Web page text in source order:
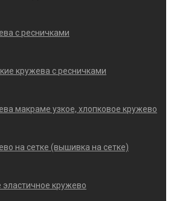
с ресничками
кружева с ресничками
макраме узкое, хлопковое кружево
на сетке (вышивка на сетке)
эластичное кружево